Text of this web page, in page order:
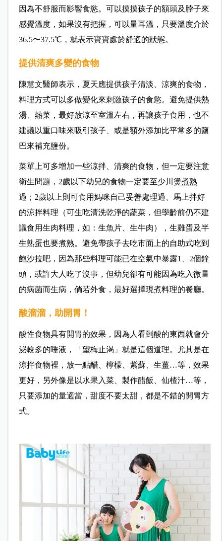
因為不舒服而影響食慾。可以摸摸孩子的額頭及脖子來
感覺溫度，如果沒有把握，可以量耳溫，只要溫度介於
36.5〜37.5℃，就表示寶寶處於舒適的狀態。
提供清爽多變的食物
陳慧文醫師表示，夏天應提供孩子清淡、涼爽的食物，
料理方式可以多做變化來刺激孩子的食慾。避免提供熱
湯、熱菜，最好放涼至室溫左右，再讓孩子食用，也不
建議以重口味來吸引孩子、或是額外添加比平常多的鹽
巴來補充鹽份。
菜單上可多增加一些涼拌、清爽的食物，但一定要注意
衛生問題，2歲以下幼兒的食物一定要至少川燙煮熟
過；2歲以上則可食用媽咪自己妥善處理過、馬上拌好
的涼拌料理（可生吃清洗乾淨的蔬菜，但學齡前仍不建
議食用生肉料理，如：生魚片、生牛肉），生雞蛋及半
生熟蛋也要煮熟。避免帶孩子去吃市面上的自助式吃到
飽沙拉吧，因為那些料理可能已在空氣中暴露1、2個鐘
頭，或許大人吃了沒事，但幼兒卻有可能因為吃入微量
的病菌而生病，倘若外食，最好選擇現煮料理的餐廳。
酸溜溜，助開胃！
酸性食物具有開胃的效果，因為人看到酸的東西就會分
泌較多的唾液，「望梅止渴」就是這個道理。尤其是在
涼拌食物裡，放一點醋、檸檬、紫蘇、生薑…等，效果
更好，另外像是以水果入菜、製作醋飯、仙楂汁…等，
只要添加的量適當，甜度不要太甜，都是不錯的開胃方
式。